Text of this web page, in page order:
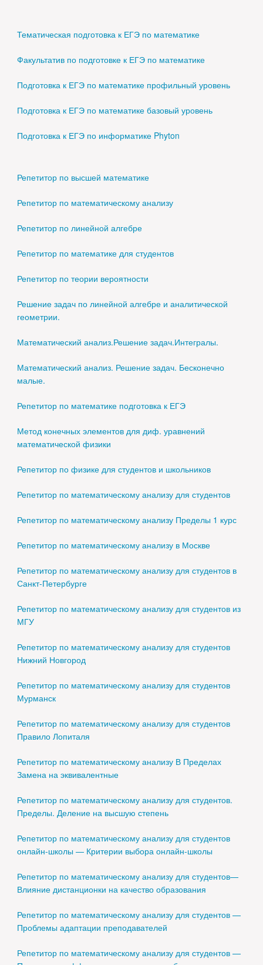
Тематическая подготовка к ЕГЭ по математике
Факультатив по подготовке к ЕГЭ по математике
Подготовка к ЕГЭ по математике профильный уровень
Подготовка к ЕГЭ по математике базовый уровень
Подготовка к ЕГЭ по информатике Phyton
Репетитор по высшей математике
Репетитор по математическому анализу
Репетитор по линейной алгебре
Репетитор по математике для студентов
Репетитор по теории вероятности
Решение задач по линейной алгебре и аналитической
геометрии.
Математический анализ.Решение задач.Интегралы.
Математический анализ. Решение задач. Бесконечно
малые.
Репетитор по математике подготовка к ЕГЭ
Метод конечных элементов для диф. уравнений
математической физики
Репетитор по физике для студентов и школьников
Репетитор по математическому анализу для студентов
Репетитор по математическому анализу Пределы 1 курс
Репетитор по математическому анализу в Москве
Репетитор по математическому анализу для студентов в
Санкт-Петербурге
Репетитор по математическому анализу для студентов из
МГУ
Репетитор по математическому анализу для студентов
Нижний Новгород
Репетитор по математическому анализу для студентов
Мурманск
Репетитор по математическому анализу для студентов
Правило Лопиталя
Репетитор по математическому анализу В Пределах
Замена на эквивалентные
Репетитор по математическому анализу для студентов.
Пределы. Деление на высшую степень
Репетитор по математическому анализу для студентов
онлайн-школы — Критерии выбора онлайн-школы
Репетитор по математическому анализу для студентов—
Влияние дистанционки на качество образования
Репетитор по математическому анализу для студентов —
Проблемы адаптации преподавателей
Репетитор по математическому анализу для студентов —